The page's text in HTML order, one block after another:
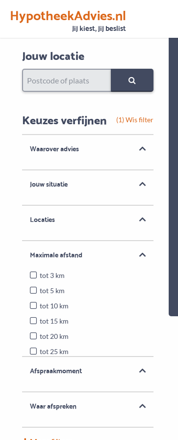
HypotheekAdvies.nl
Jij kiest, jij beslist
VertrouwenAlle basisgegevens zijn gecontroleerd
Jouw locatie
Keuzes verfijnen (1) Wis filter
Waarover advies
Jouw situatie
Locaties
Maximale afstand
tot 3 km
tot 5 km
tot 10 km
tot 15 km
tot 20 km
tot 25 km
Heel Nederland
Afspraakmoment
Waar afspreken